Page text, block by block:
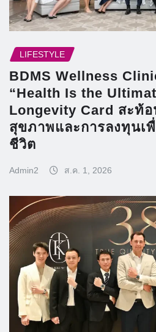
LIFESTYLE
BDMS Wellness
“Health Is the
Longevity Card สะท้
สุขภาพและการลงทุนเ
ชีวิต
Admin2 ส.ค. 1, 2026